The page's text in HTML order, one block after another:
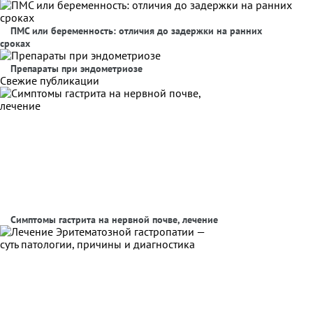
ПМС или беременность: отличия до задержки на ранних
сроках
Препараты при эндометриозе
Свежие публикации
Симптомы гастрита на нервной почве, лечение